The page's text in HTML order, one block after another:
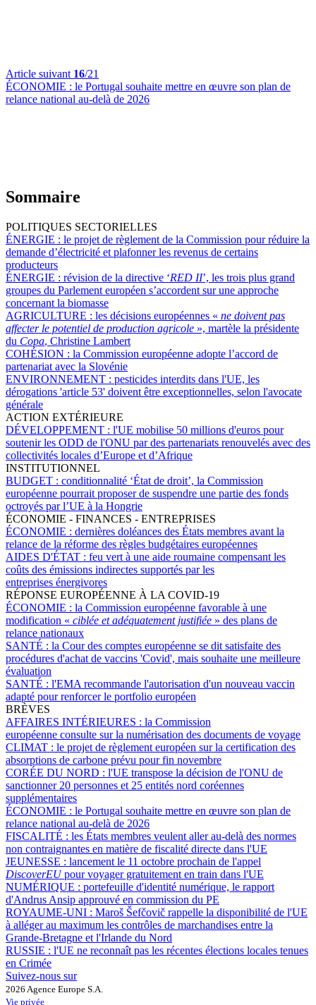
Article suivant 16/21
ÉCONOMIE : le Portugal souhaite mettre en œuvre son plan de
relance national au-delà de 2026
Sommaire
POLITIQUES SECTORIELLES
ÉNERGIE : le projet de règlement de la Commission pour réduire la
demande d’électricité et plafonner les revenus de certains
producteurs
ÉNERGIE : révision de la directive ‘RED II’, les trois plus grand
groupes du Parlement européen s’accordent sur une approche
concernant la biomasse
AGRICULTURE : les décisions européennes « ne doivent pas
affecter le potentiel de production agricole », martèle la présidente
du Copa, Christine Lambert
COHÉSION : la Commission européenne adopte l’accord de
partenariat avec la Slovénie
ENVIRONNEMENT : pesticides interdits dans l'UE, les
dérogations 'article 53' doivent être exceptionnelles, selon l'avocate
générale
ACTION EXTÉRIEURE
DÉVELOPPEMENT : l'UE mobilise 50 millions d'euros pour
soutenir les ODD de l'ONU par des partenariats renouvelés avec des
collectivités locales d’Europe et d’Afrique
INSTITUTIONNEL
BUDGET : conditionnalité ‘État de droit’, la Commission
européenne pourrait proposer de suspendre une partie des fonds
octroyés par l’UE à la Hongrie
ÉCONOMIE - FINANCES - ENTREPRISES
ÉCONOMIE : dernières doléances des États membres avant la
relance de la réforme des règles budgétaires européennes
AIDES D'ÉTAT : feu vert à une aide roumaine compensant les
coûts des émissions indirectes supportés par les
entreprises énergivores
RÉPONSE EUROPÉENNE À LA COVID-19
ÉCONOMIE : la Commission européenne favorable à une
modification « ciblée et adéquatement justifiée » des plans de
relance nationaux
SANTÉ : la Cour des comptes européenne se dit satisfaite des
procédures d'achat de vaccins 'Covid', mais souhaite une meilleure
évaluation
SANTÉ : l'EMA recommande l'autorisation d'un nouveau vaccin
adapté pour renforcer le portfolio européen
BRÈVES
AFFAIRES INTÉRIEURES : la Commission
européenne consulte sur la numérisation des documents de voyage
CLIMAT : le projet de règlement européen sur la certification des
absorptions de carbone prévu pour fin novembre
CORÉE DU NORD : l'UE transpose la décision de l'ONU de
sanctionner 20 personnes et 25 entités nord coréennes
supplémentaires
ÉCONOMIE : le Portugal souhaite mettre en œuvre son plan de
relance national au-delà de 2026
FISCALITÉ : les États membres veulent aller au-delà des normes
non contraignantes en matière de fiscalité directe dans l'UE
JEUNESSE : lancement le 11 octobre prochain de l'appel
DiscoverEUpour voyager gratuitement en train dans l'UE
NUMÉRIQUE : portefeuille d'identité numérique, le rapport
d'Andrus Ansip approuvé en commission du PE
ROYAUME-UNI : Maroš Šefčovič rappelle la disponibilité de l'UE
à alléger au maximum les contrôles de marchandises entre la
Grande-Bretagne et l'Irlande du Nord
RUSSIE : l'UE ne reconnaît pas les récentes élections locales tenues
en Crimée
Suivez-nous sur
2026 Agence Europe S.A.
Vie privée